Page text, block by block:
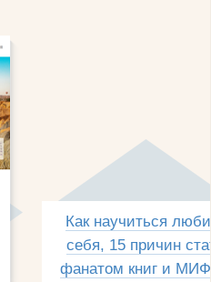
Как научиться
себя, 15 причин
фанатом книг и